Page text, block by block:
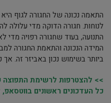
התאמה נכונה של החגורה לגוף
לנוחות. חגורה הדוקה מדי עלולה
התנועה, בעוד שחגורה רפויה
המידה הנכונה והתאמת החגורה
ביותר בשימוש נכון באביזר זה.
>> להצטרפות לרשימת
כל העדכונים ראשונים